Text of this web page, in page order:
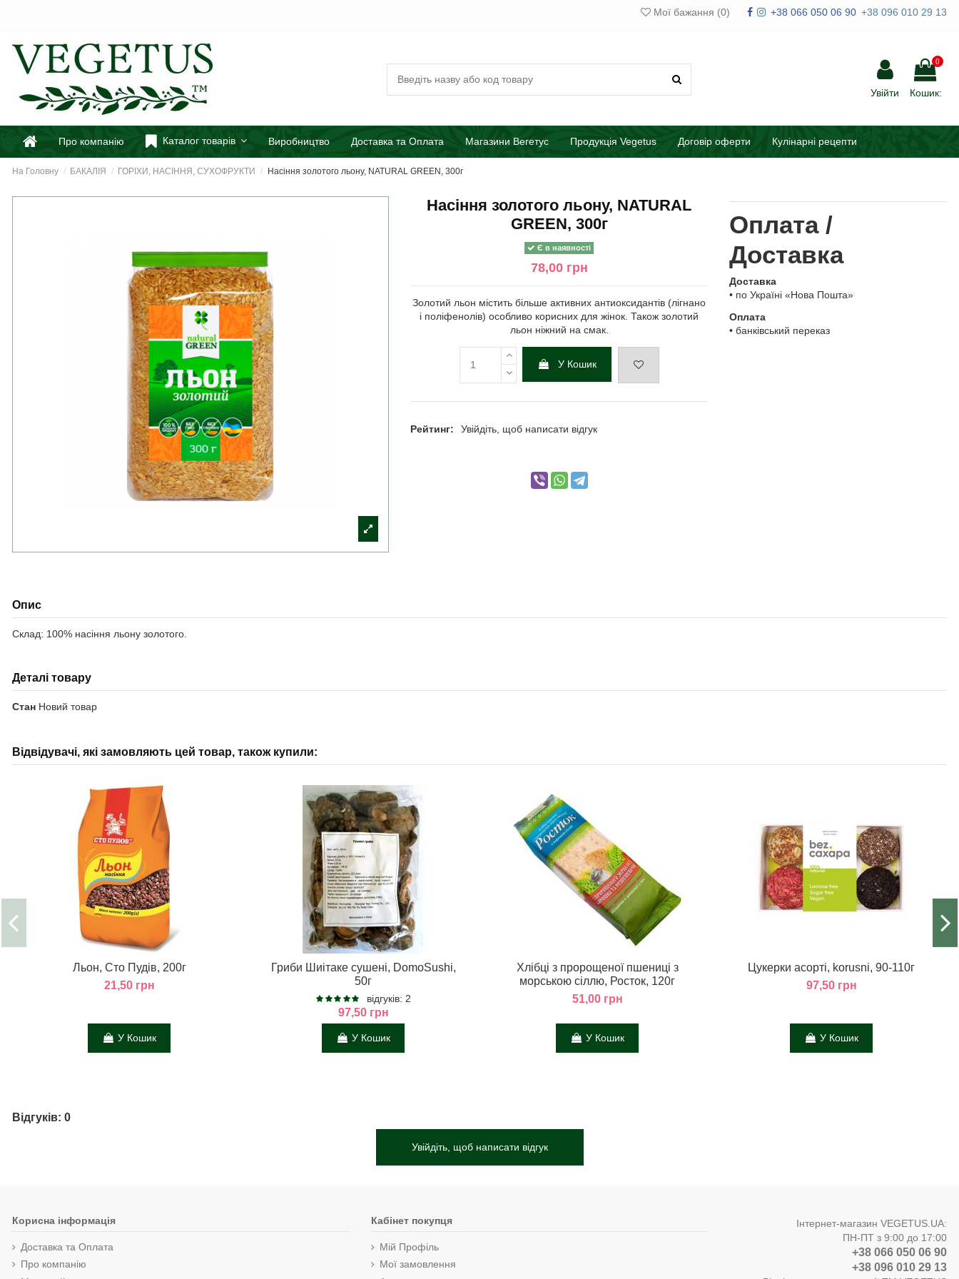
Мої бажання (0) +38 066 050 06 90 +38 096 010 29 13
Увійти
0
Кошик:
Про компанію Каталог товарів Виробництво Доставка та Оплата Магазини Вегетус Продукція Vegetus Договір оферти Кулінарні рецепти
На Головну БАКАЛІЯ ГОРІХИ, НАСІННЯ, СУХОФРУКТИ Насіння золотого льону, NATURAL GREEN, 300г
Насіння золотого льону, NATURAL
GREEN, 300г
Є в наявності
78,00 грн
Золотий льон містить більше активних антиоксидантів (лігнано
і поліфенолів) особливо корисних для жінок. Також золотий
льон ніжний на смак.
У Кошик
Рейтинг: Увійдіть, щоб написати відгук
Оплата /
Доставка
Доставка
• по Україні «Нова Пошта»
Оплата
• банківський переказ
Опис
Склад: 100% насіння льону золотого.
Деталі товару
Стан Новий товар
Відвідувачі, які замовляють цей товар, також купили:
Льон, Сто Пудів, 200г
21,50 грн
У Кошик
Гриби Шиітаке сушені, DomoSushi,
50г
відгуків: 2
97,50 грн
У Кошик
Хлібці з пророщеної пшениці з
морською сіллю, Росток, 120г
51,00 грн
У Кошик
Цукерки асорті, korusni, 90-110г
97,50 грн
У Кошик
Відгуків: 0
Увійдіть, щоб написати відгук
Корисна інформація
Доставка та Оплата
Про компанію
Кабінет покупця
Мій Профіль
Мої замовлення
Інтернет-магазин VEGETUS.UA:
ПН-ПТ з 9:00 до 17:00
+38 066 050 06 90
+38 096 010 29 13